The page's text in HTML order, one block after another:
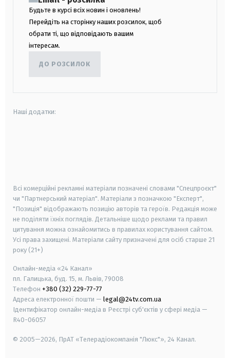
Будьте в курсі всіх новин і оновлень!
Перейдіть на сторінку наших розсилок, щоб
обрати ті, що відповідають вашим
інтересам.
ДО РОЗСИЛОК
Наші додатки:
Всі комерційні рекламні матеріали позначені словами "Спецпроєкт"
чи "Партнерський матеріал". Матеріали з позначкою "Експерт",
"Позиція" відображають позицію авторів та героїв. Редакція може
не поділяти їхніх поглядів. Детальніше щодо реклами та правил
цитування можна ознайомитись в правилах користування сайтом.
Усі права захищені. Матеріали сайту призначені для осіб старше 21
року (21+)
Онлайн-медіа «24 Канал»
пл. Галицька, буд. 15, м. Львів, 79008
Телефон +380 (32) 229-77-77
Адреса електронної пошти — legal@24tv.com.ua
Ідентифікатор онлайн-медіа в Реєстрі суб'єктів у сфері медіа —
R40-06057
© 2005—2026, ПрАТ «Телерадіокомпанія "Люкс"», 24 Канал.